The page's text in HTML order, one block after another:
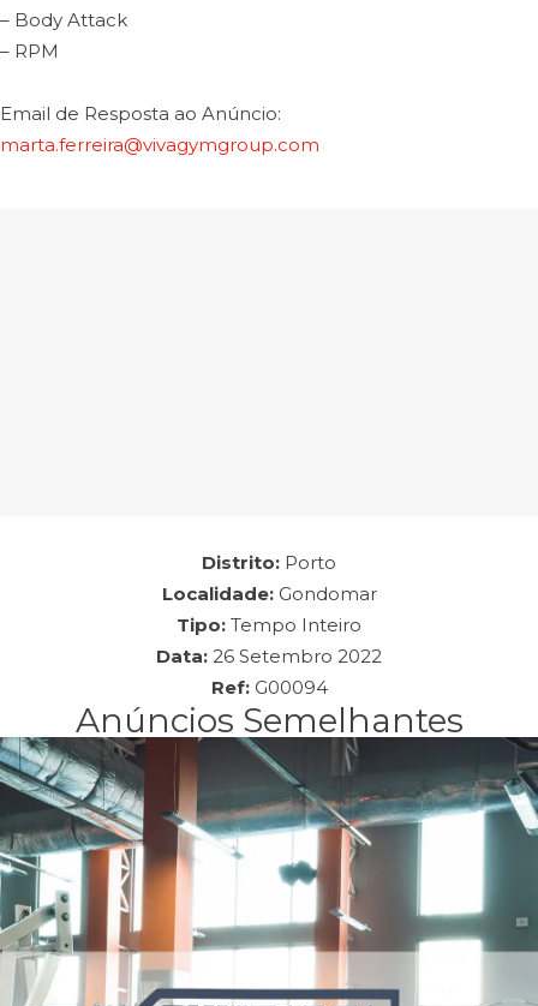
– Body Attack
– RPM
Email de Resposta ao Anúncio:
marta.ferreira@vivagymgroup.com
Distrito: Porto
Localidade: Gondomar
Tipo: Tempo Inteiro
Data: 26 Setembro 2022
Ref: G00094
Anúncios Semelhantes